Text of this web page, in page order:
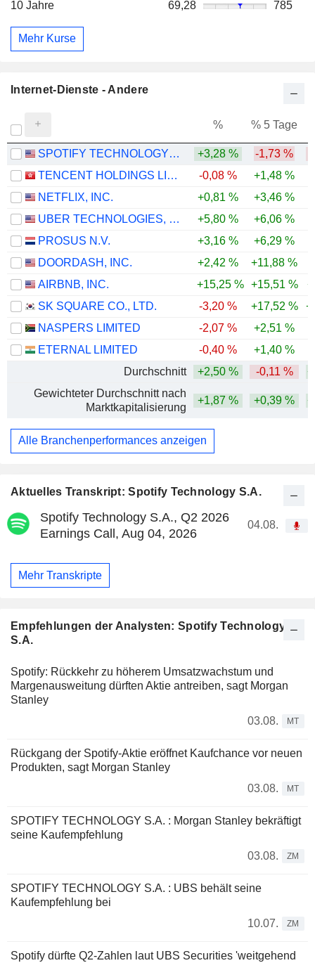
Aktuelles Transkript: Spotify Technology S.A.
Spotify Technology S.A., Q2 2026
Earnings Call, Aug 04, 2026
04.08.
Mehr Transkripte
Empfehlungen der Analysten: Spotify Technology
S.A.
Spotify: Rückkehr zu höherem Umsatzwachstum und
Margenausweitung dürften Aktie antreiben, sagt Morgan
Stanley
03.08.
MT
Rückgang der Spotify-Aktie eröffnet Kaufchance vor neuen
Produkten, sagt Morgan Stanley
03.08.
MT
SPOTIFY TECHNOLOGY S.A. : Morgan Stanley bekräftigt
seine Kaufempfehlung
03.08.
ZM
SPOTIFY TECHNOLOGY S.A. : UBS behält seine
Kaufempfehlung bei
10.07.
ZM
Spotify dürfte Q2-Zahlen laut UBS Securities 'weitgehend
10 Jahre 69,28 785
Mehr Kurse
Internet-Dienste - Andere
% % 5 Tage
SPOTIFY TECHNOLOGY S.A. +3,28 % -1,73 %
TENCENT HOLDINGS LIMITED
-0,08 % +1,48 %
NETFLIX, INC.
+0,81 % +3,46 %
UBER TECHNOLOGIES, INC.
+5,80 % +6,06 %
PROSUS N.V.
+3,16 % +6,29 %
DOORDASH, INC.
+2,42 % +11,88 %
AIRBNB, INC.
+15,25 % +15,51 %
SK SQUARE CO., LTD.
-3,20 % +17,52 %
NASPERS LIMITED
-2,07 % +2,51 %
ETERNAL LIMITED
-0,40 % +1,40 %
Durchschnitt
+2,50 % -0,11 %
Gewichteter Durchschnitt nach
Marktkapitalisierung
+1,87 % +0,39 %
Alle Branchenperformances anzeigen